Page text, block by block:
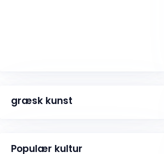
græsk kunst
Populær kultur